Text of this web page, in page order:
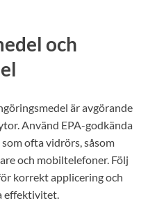
och
är avgörande
Använd EPA-godkända
ofta vidrörs, såsom
och mobiltelefoner. Följ
korrekt applicering och
effektivitet.